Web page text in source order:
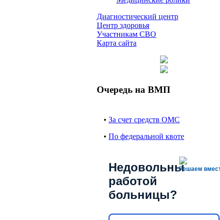
Диагностический центр
Центр здоровья
Участникам СВО
Карта сайта
Очередь на ВМП
• За счет средств ОМС
• По федеральной квоте
Решаем
Недовольны
работой
больницы?